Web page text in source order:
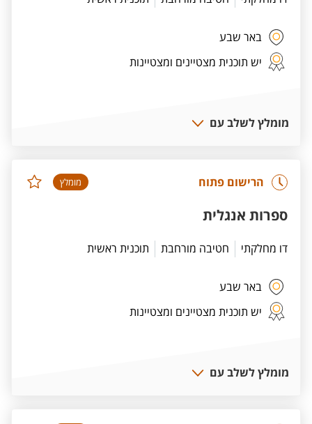
באר שבע
יש תוכנית מצטיינים ומצטיינות
מומלץ לשלב עם
מומלץ הרישום פתוח
ספרות אנגלית
דו מחלקתי חטיבה מורחבת תוכנית ראשית
באר שבע
יש תוכנית מצטיינים ומצטיינות
מומלץ לשלב עם